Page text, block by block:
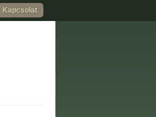
Kapcsolat